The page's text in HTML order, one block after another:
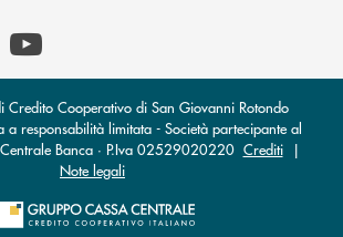
Cooperativo di San Giovanni Rotondo
a responsabilità limitata - Società partecipante al
Banca · P.Iva 02529020220 Crediti|
Note legali